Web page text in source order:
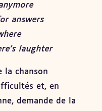
answers
laughter
la chanson
et, en
demande de la